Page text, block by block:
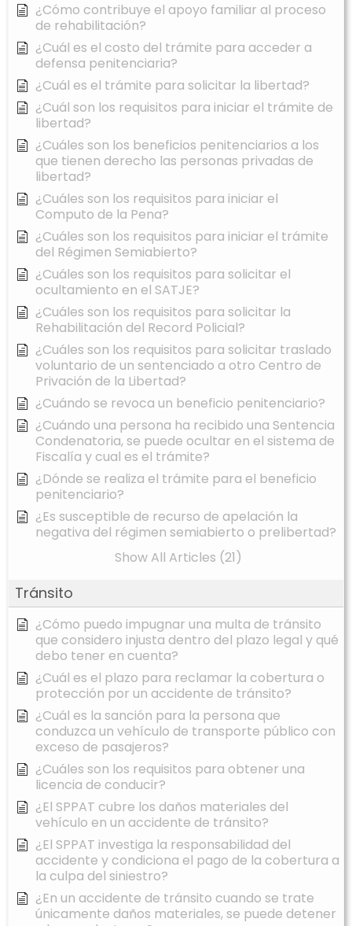
¿Cómo contribuye el apoyo familiar al proceso
de rehabilitación?
¿Cuál es el costo del trámite para acceder a
defensa penitenciaria?
¿Cuál es el trámite para solicitar la libertad?
¿Cuál son los requisitos para iniciar el trámite de
libertad?
¿Cuáles son los beneficios penitenciarios a los
que tienen derecho las personas privadas de
libertad?
¿Cuáles son los requisitos para iniciar el
Computo de la Pena?
¿Cuáles son los requisitos para iniciar el trámite
del Régimen Semiabierto?
¿Cuáles son los requisitos para solicitar el
ocultamiento en el SATJE?
¿Cuáles son los requisitos para solicitar la
Rehabilitación del Record Policial?
¿Cuáles son los requisitos para solicitar traslado
voluntario de un sentenciado a otro Centro de
Privación de la Libertad?
¿Cuándo se revoca un beneficio penitenciario?
¿Cuándo una persona ha recibido una Sentencia
Condenatoria, se puede ocultar en el sistema de
Fiscalía y cual es el trámite?
¿Dónde se realiza el trámite para el beneficio
penitenciario?
¿Es susceptible de recurso de apelación la
negativa del régimen semiabierto o prelibertad?
Show All Articles (21)
Tránsito
¿Cómo puedo impugnar una multa de tránsito
que considero injusta dentro del plazo legal y qué
debo tener en cuenta?
¿Cuál es el plazo para reclamar la cobertura o
protección por un accidente de tránsito?
¿Cuál es la sanción para la persona que
conduzca un vehículo de transporte público con
exceso de pasajeros?
¿Cuáles son los requisitos para obtener una
licencia de conducir?
¿El SPPAT cubre los daños materiales del
vehículo en un accidente de tránsito?
¿El SPPAT investiga la responsabilidad del
accidente y condiciona el pago de la cobertura a
la culpa del siniestro?
¿En un accidente de tránsito cuando se trate
únicamente daños materiales, se puede detener